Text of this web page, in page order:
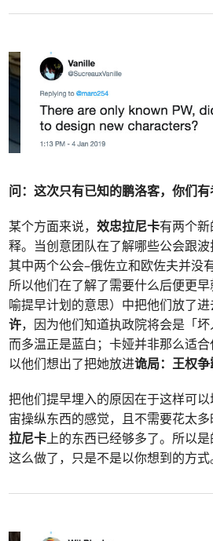
问：这次只有已知的鹏洛客，你们有
某个方面来说，效忠拉尼卡有两个
释。当创意团队在了解哪些公会跟
其中两个公会–俄佐立和欧佐夫并没
所以他们在了解了需要什么后便更
喻提早计划的意思）中把他们放了
许，因为他们知道执政院将会是「
而多温正是蓝白；卡娅并非那么适
以他们想出了把她放进诡局：王权争
把他们提早埋入的原因在于这样可
宙操纵东西的感觉，且不需要花太
拉尼卡上的东西已经够多了。所以
这么做了，只是不是以你想到的方式